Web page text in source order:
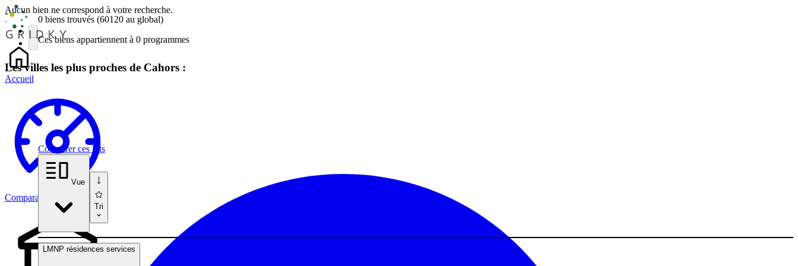
Accueil
Comparateur
0 biens trouvés (60120 au global)
Ces biens appartiennent à 0 programmes
Comparer ces lots
Vue
Tri
LMNP résidences services
Aucun bien ne correspond à votre recherche.
Les villes les plus proches de Cahors :